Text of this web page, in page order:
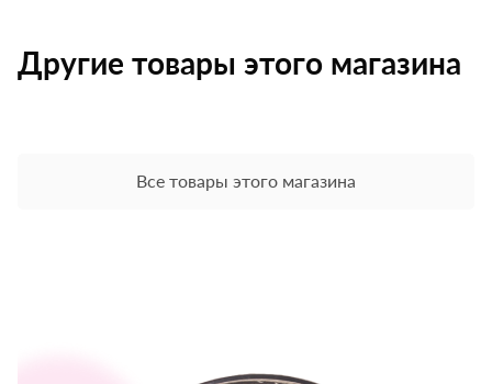
Другие товары этого магазина
Все товары этого магазина